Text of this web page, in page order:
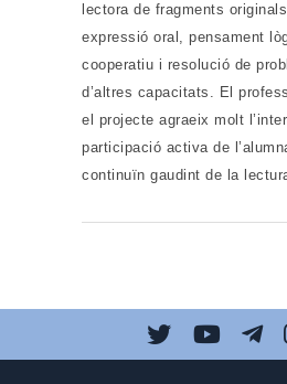
lectora de fragments
expressió oral, pensament
cooperatiu i resolució de
d’altres capacitats. El
el projecte agraeix molt
participació activa de
continuïn gaudint de la